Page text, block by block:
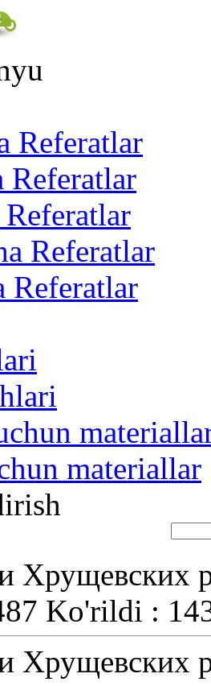
Referatlar
Referatlar
Referatlar
materiallar
Хрущевских
Ko'rildi :
Хрущевских